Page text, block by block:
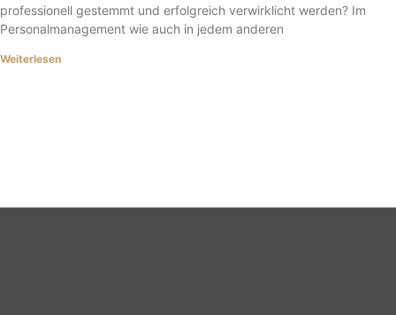
professionell gestemmt und erfolgreich verwirklicht werden? Im
Personalmanagement wie auch in jedem anderen
Weiterlesen